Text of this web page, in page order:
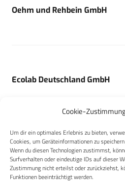
Cookie-
Um dir ein optimales Erlebnis zu bieten,
Cookies, um Geräteinformationen zu
Wenn du diesen Technologien zustimmst,
Surfverhalten oder eindeutige IDs auf dieser
Zustimmung nicht erteilst oder zurückziehst,
Funktionen beeinträchtigt werden.
Oehm und Rehbein GmbH
Ecolab Deutschland GmbH
MediWound Germany GmbH